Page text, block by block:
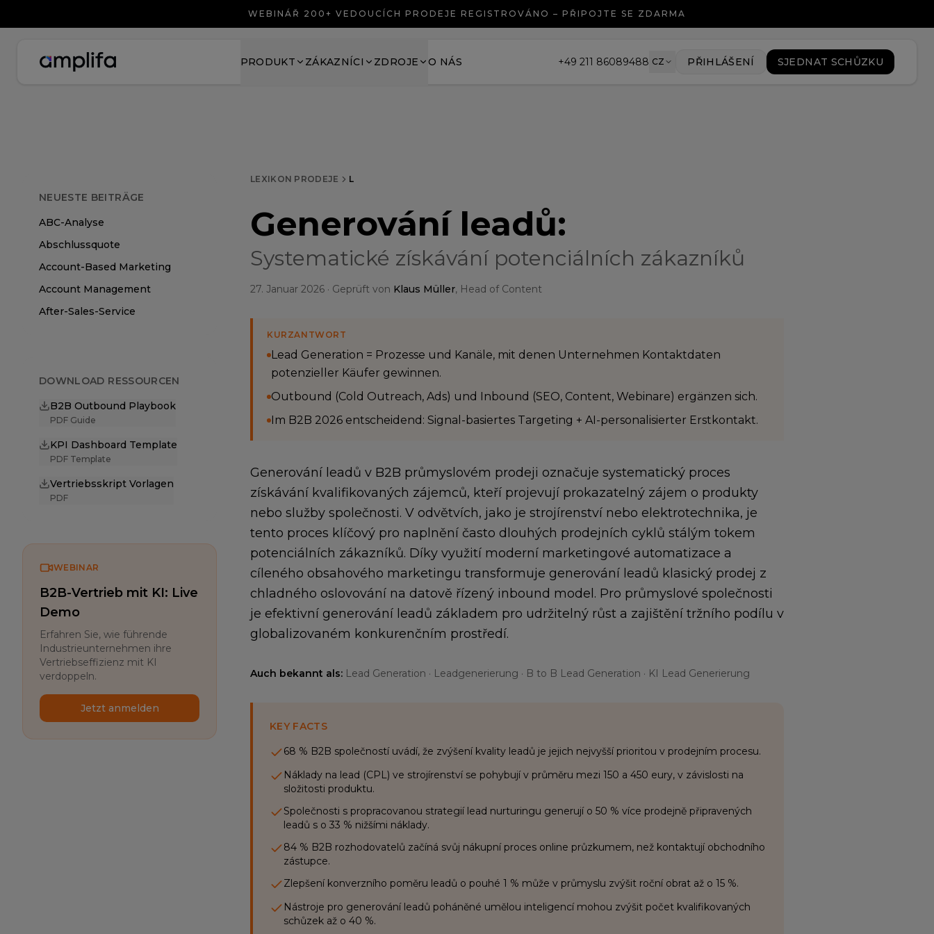
WEBINÁŘ 200+ VEDOUCÍCH PRODEJE REGISTROVÁNO – PŘIPOJTE SE ZDARMA
PRODUKT ZÁKAZNÍCI ZDROJE O NÁS +49 211 86089488 CZ PŘIHLÁŠENÍ SJEDNAT SCHŮZKU
NEUESTE BEITRÄGE
ABC-Analyse
Abschlussquote
Account-Based Marketing
Account Management
After-Sales-Service
DOWNLOAD RESSOURCEN
B2B Outbound Playbook
PDF Guide
KPI Dashboard Template
PDF Template
Vertriebsskript Vorlagen
PDF
WEBINAR
B2B-Vertrieb mit KI: Live
Demo
Erfahren Sie, wie führende
Industrieunternehmen ihre
Vertriebseffizienz mit KI
verdoppeln.
Jetzt anmelden
LEXIKON PRODEJE L
Generování leadů:
Systematické získávání potenciálních zákazníků
27. Januar 2026 · Geprüft von Klaus Müller, Head of Content
KURZANTWORT
Lead Generation = Prozesse und Kanäle, mit denen Unternehmen Kontaktdaten
potenzieller Käufer gewinnen.
Outbound (Cold Outreach, Ads) und Inbound (SEO, Content, Webinare) ergänzen sich.
Im B2B 2026 entscheidend: Signal-basiertes Targeting + AI-personalisierter Erstkontakt.
Generování leadů v B2B průmyslovém prodeji označuje systematický proces
získávání kvalifikovaných zájemců, kteří projevují prokazatelný zájem o produkty
nebo služby společnosti. V odvětvích, jako je strojírenství nebo elektrotechnika, je
tento proces klíčový pro naplnění často dlouhých prodejních cyklů stálým tokem
potenciálních zákazníků. Díky využití moderní marketingové automatizace a
cíleného obsahového marketingu transformuje generování leadů klasický prodej z
chladného oslovování na datově řízený inbound model. Pro průmyslové společnosti
je efektivní generování leadů základem pro udržitelný růst a zajištění tržního podílu v
globalizovaném konkurenčním prostředí.
Auch bekannt als: Lead Generation · Leadgenerierung · B to B Lead Generation · KI Lead Generierung
KEY FACTS
68 % B2B společností uvádí, že zvýšení kvality leadů je jejich nejvyšší prioritou v prodejním procesu.
Náklady na lead (CPL) ve strojírenství se pohybují v průměru mezi 150 a 450 eury, v závislosti na
složitosti produktu.
Společnosti s propracovanou strategií lead nurturingu generují o 50 % více prodejně připravených
leadů s o 33 % nižšími náklady.
84 % B2B rozhodovatelů začíná svůj nákupní proces online průzkumem, než kontaktují obchodního
zástupce.
Zlepšení konverzního poměru leadů o pouhé 1 % může v průmyslu zvýšit roční obrat až o 15 %.
Nástroje pro generování leadů poháněné umělou inteligencí mohou zvýšit počet kvalifikovaných
schůzek až o 40 %.